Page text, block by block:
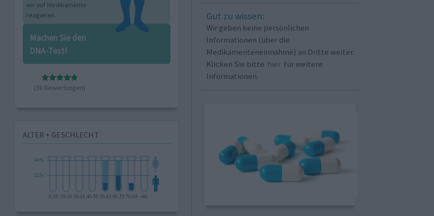
wir auf Medikamente
reagieren.
Machen Sie den
DNA-Test!
(38 Bewertungen)
ALTER + GESCHLECHT
Gut zu wissen:
Wir geben keine persönlichen
Informationen (über die
Medikamenteneinnahme) an Dritte weiter.
Klicken Sie bitte hier für weitere
Informationen.